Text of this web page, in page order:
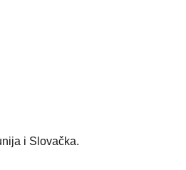
i Slovačka.